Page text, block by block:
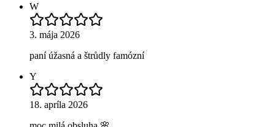
W
3. mája 2026
paní úžasná a štrůdly famózní
Y
18. apríla 2026